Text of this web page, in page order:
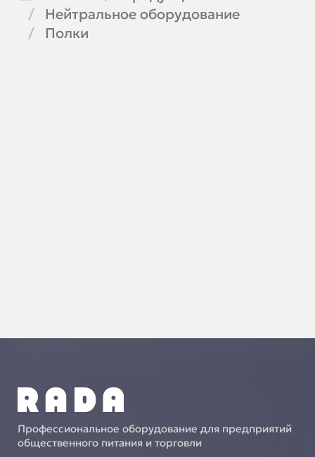
Нейтральное оборудование
Полки
Профессиональное оборудование для предприятий
общественного питания и торговли